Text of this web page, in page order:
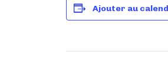
Ajouter au